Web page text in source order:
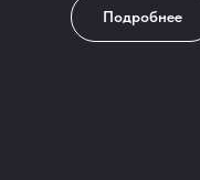
Подробнее